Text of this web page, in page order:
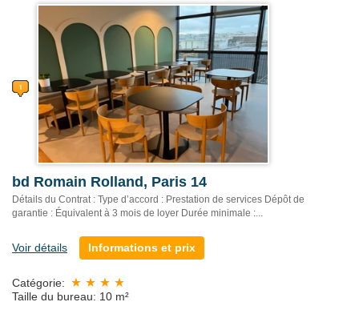
bd Romain Rolland, Paris 14
Détails du Contrat : Type d’accord : Prestation de services Dépôt de
garantie : Équivalent à 3 mois de loyer Durée minimale :...
Voir détails Informations et prix
Catégorie:
Taille du bureau: 10 m²